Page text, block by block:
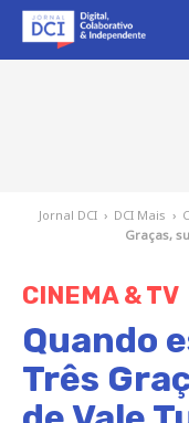
Jornal DCI › DCI Mais ›
Graças,
CINEMA & TV
Quando
Três